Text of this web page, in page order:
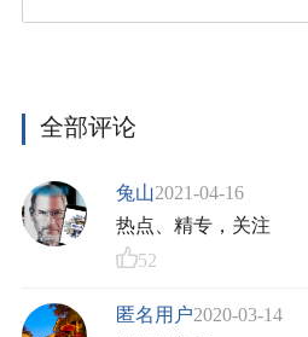
全部评论
兔山2021-04-16
热点、精专，关注
52
匿名用户2020-03-14